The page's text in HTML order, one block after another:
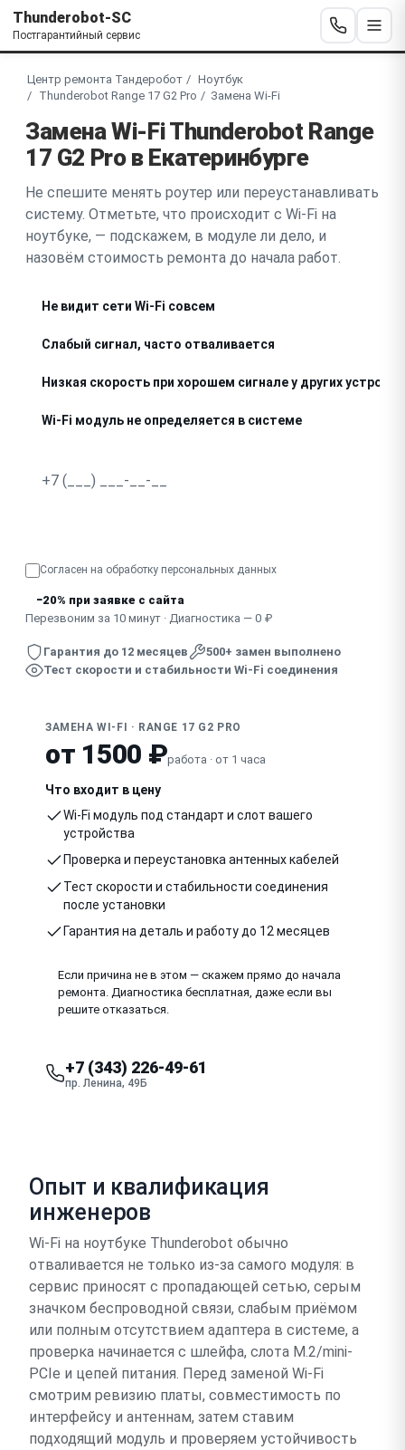
Thunderobot-SC
Постгарантийный сервис
Центр ремонта Тандеробот
Ноутбук
Thunderobot Range 17 G2 Pro
Замена Wi-Fi
Замена Wi-Fi Thunderobot Range
17 G2 Pro в Екатеринбурге
Не спешите менять роутер или переустанавливать
систему. Отметьте, что происходит с Wi-Fi на
ноутбуке, — подскажем, в модуле ли дело, и
назовём стоимость ремонта до начала работ.
Не видит сети Wi-Fi совсем
Слабый сигнал, часто отваливается
Низкая скорость при хорошем сигнале у других
Wi-Fi модуль не определяется в системе
Согласен на обработку персональных данных
−20% при заявке с сайта
Перезвоним за 10 минут · Диагностика — 0 ₽
Гарантия до 12 месяцев
500+ замен выполнено
Тест скорости и стабильности Wi-Fi соединения
ЗАМЕНА WI-FI · RANGE 17 G2 PRO
от 1500 ₽работа · от 1 часа
Что входит в цену
Wi-Fi модуль под стандарт и слот вашего
устройства
Проверка и переустановка антенных кабелей
Тест скорости и стабильности соединения
после установки
Гарантия на деталь и работу до 12 месяцев
Если причина не в этом — скажем прямо до начала
ремонта. Диагностика бесплатная, даже если вы
решите отказаться.
+7 (343) 226-49-61
пр. Ленина, 49Б
Опыт и квалификация
инженеров
Wi-Fi на ноутбуке Thunderobot обычно
отваливается не только из-за самого модуля: в
сервис приносят с пропадающей сетью, серым
значком беспроводной связи, слабым приёмом
или полным отсутствием адаптера в системе, а
проверка начинается с шлейфа, слота M.2/mini-
PCIe и цепей питания. Перед заменой Wi-Fi
смотрим ревизию платы, совместимость по
интерфейсу и антеннам, затем ставим
подходящий модуль и проверяем устойчивость